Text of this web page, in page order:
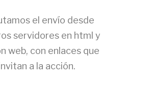
el envío desde
servidores en html y
web, con enlaces que
a la acción.